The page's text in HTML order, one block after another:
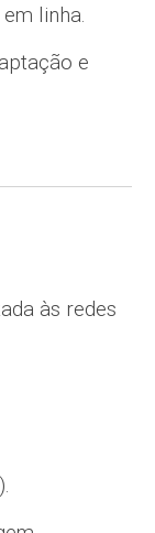
linha.
e
às redes